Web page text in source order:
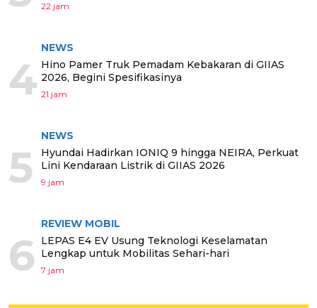
22 jam
4
NEWS
Hino Pamer Truk Pemadam Kebakaran di GIIAS
2026, Begini Spesifikasinya
21 jam
5
NEWS
Hyundai Hadirkan IONIQ 9 hingga NEIRA, Perkuat
Lini Kendaraan Listrik di GIIAS 2026
9 jam
6
REVIEW MOBIL
LEPAS E4 EV Usung Teknologi Keselamatan
Lengkap untuk Mobilitas Sehari-hari
7 jam